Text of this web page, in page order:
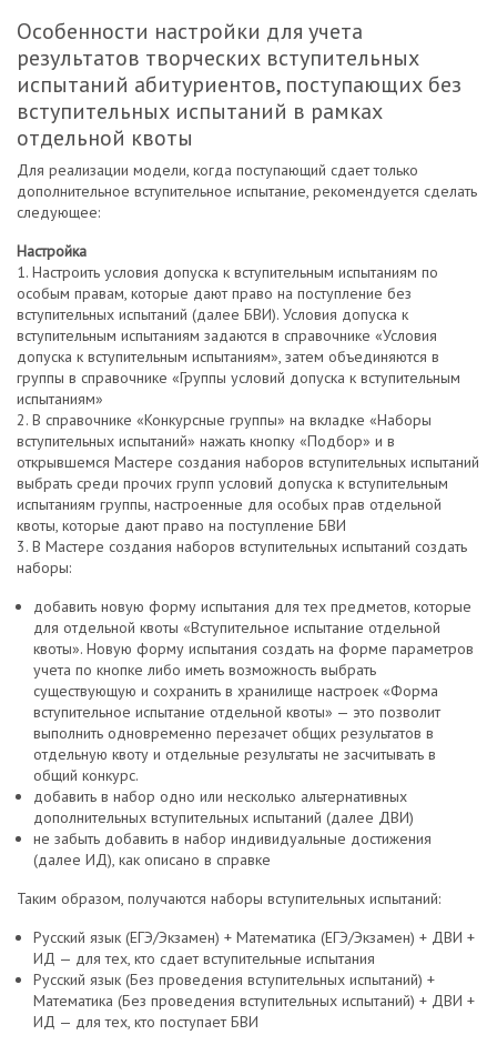
Особенности настройки для учета
результатов творческих вступительных
испытаний абитуриентов, поступающих без
вступительных испытаний в рамках
отдельной квоты
Для реализации модели, когда поступающий сдает только
дополнительное вступительное испытание, рекомендуется сделать
следующее:
Настройка
1. Настроить условия допуска к вступительным испытаниям по
особым правам, которые дают право на поступление без
вступительных испытаний (далее БВИ). Условия допуска к
вступительным испытаниям задаются в справочнике «Условия
допуска к вступительным испытаниям», затем объединяются в
группы в справочнике «Группы условий допуска к вступительным
испытаниям»
2. В справочнике «Конкурсные группы» на вкладке «Наборы
вступительных испытаний» нажать кнопку «Подбор» и в
открывшемся Мастере создания наборов вступительных испытаний
выбрать среди прочих групп условий допуска к вступительным
испытаниям группы, настроенные для особых прав отдельной
квоты, которые дают право на поступление БВИ
3. В Мастере создания наборов вступительных испытаний создать
наборы:
добавить новую форму испытания для тех предметов, которые
для отдельной квоты «Вступительное испытание отдельной
квоты». Новую форму испытания создать на форме параметров
учета по кнопке либо иметь возможность выбрать
существующую и сохранить в хранилище настроек «Форма
вступительное испытание отдельной квоты» — это позволит
выполнить одновременно перезачет общих результатов в
отдельную квоту и отдельные результаты не засчитывать в
общий конкурс.
добавить в набор одно или несколько альтернативных
дополнительных вступительных испытаний (далее ДВИ)
не забыть добавить в набор индивидуальные достижения
(далее ИД), как описано в справке
Таким образом, получаются наборы вступительных испытаний:
Русский язык (ЕГЭ/Экзамен) + Математика (ЕГЭ/Экзамен) + ДВИ +
ИД — для тех, кто сдает вступительные испытания
Русский язык (Без проведения вступительных испытаний) +
Математика (Без проведения вступительных испытаний) + ДВИ +
ИД — для тех, кто поступает БВИ